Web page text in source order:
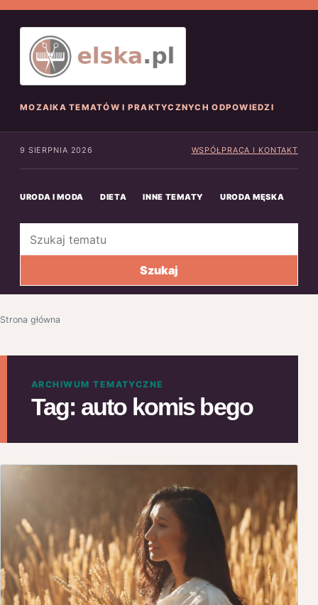
MOZAIKA TEMATÓW I PRAKTYCZNYCH ODPOWIEDZI
9 SIERPNIA 2026 WSPÓŁPRACA I KONTAKT
URODA I MODA DIETA INNE TEMATY URODA MĘSKA
Szukaj
Szukaj
Strona główna
ARCHIWUM TEMATYCZNE
Tag: auto komis bego